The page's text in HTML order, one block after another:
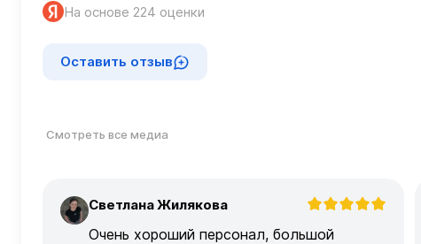
На основе 224 оценки
Оставить отзыв
Смотреть все медиа
С Светлана Жилякова
Очень хороший персонал, большой